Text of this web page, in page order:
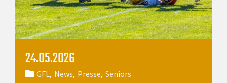
24.05.2026
GFL News Presse Seniors